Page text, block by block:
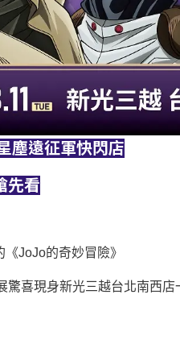
塵遠征軍快閃店
先看
JoJo的奇妙冒險》
驚喜現身新光三越台北南西店